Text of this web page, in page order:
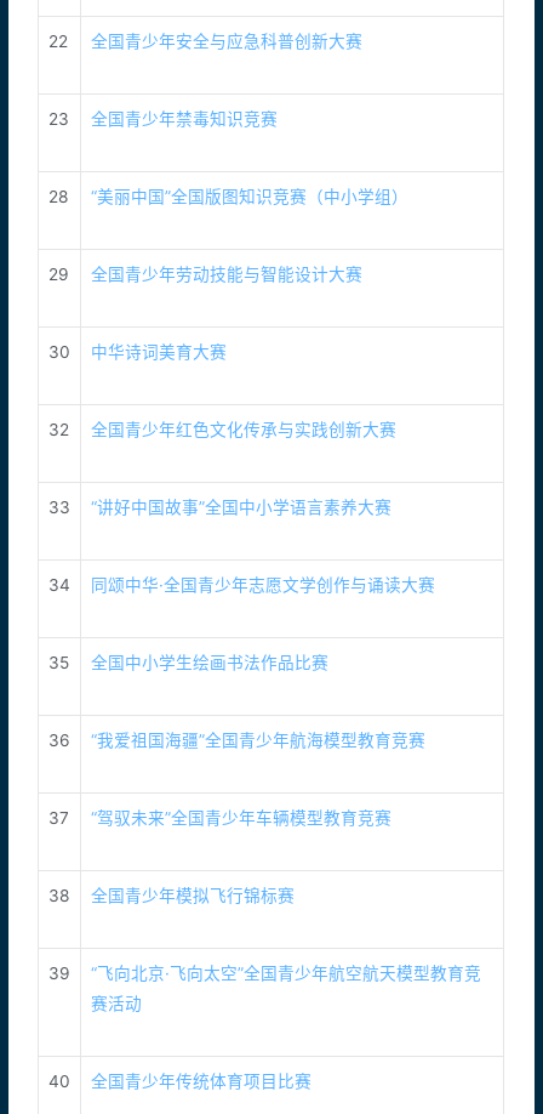
22 全国青少年安全与应急科普创新大赛
23 全国青少年禁毒知识竞赛
28 “美丽中国”全国版图知识竞赛（中小学组）
29 全国青少年劳动技能与智能设计大赛
30 中华诗词美育大赛
32 全国青少年红色文化传承与实践创新大赛
33 “讲好中国故事”全国中小学语言素养大赛
34 同颂中华·全国青少年志愿文学创作与诵读大赛
35 全国中小学生绘画书法作品比赛
36 “我爱祖国海疆”全国青少年航海模型教育竞赛
37 “驾驭未来”全国青少年车辆模型教育竞赛
38 全国青少年模拟飞行锦标赛
39
“飞向北京·飞向太空”全国青少年航空航天模型教育竞
赛活动
40 全国青少年传统体育项目比赛